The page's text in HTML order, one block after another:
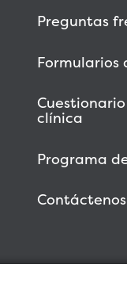
Preguntas
Formularios
clínica
Programa
Contáctenos